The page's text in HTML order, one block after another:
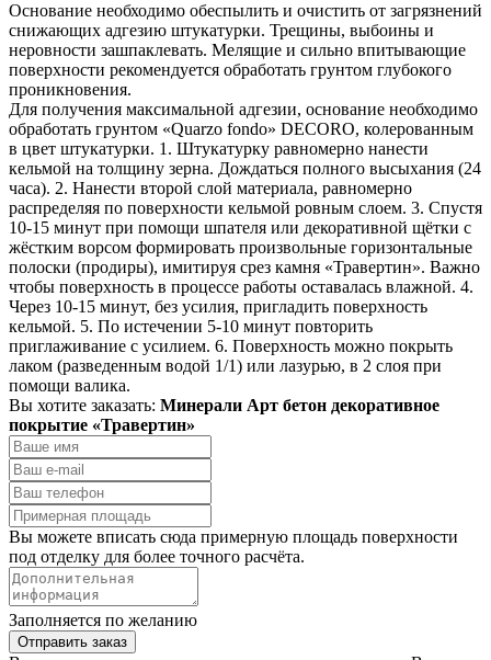
Основание необходимо обеспылить и очистить от загрязнений
снижающих адгезию штукатурки. Трещины, выбоины и
неровности зашпаклевать. Мелящие и сильно впитывающие
поверхности рекомендуется обработать грунтом глубокого
проникновения.
Для получения максимальной адгезии, основание необходимо
обработать грунтом «Quarzo fondo» DECORO, колерованным
в цвет штукатурки. 1. Штукатурку равномерно нанести
кельмой на толщину зерна. Дождаться полного высыхания (24
часа). 2. Нанести второй слой материала, равномерно
распределяя по поверхности кельмой ровным слоем. 3. Спустя
10-15 минут при помощи шпателя или декоративной щётки с
жёстким ворсом формировать произвольные горизонтальные
полоски (продиры), имитируя срез камня «Травертин». Важно
чтобы поверхность в процессе работы оставалась влажной. 4.
Через 10-15 минут, без усилия, пригладить поверхность
кельмой. 5. По истечении 5-10 минут повторить
приглаживание с усилием. 6. Поверхность можно покрыть
лаком (разведенным водой 1/1) или лазурью, в 2 слоя при
помощи валика.
Вы хотите заказать: Минерали Арт бетон декоративное
покрытие «Травертин»
Вы можете вписать сюда примерную площадь поверхности
под отделку для более точного расчёта.
Заполняется по желанию
Отправить заказ